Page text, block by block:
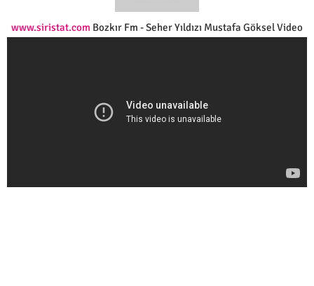
www.siristat.com Bozkır Fm - Seher Yıldızı Mustafa Göksel Video